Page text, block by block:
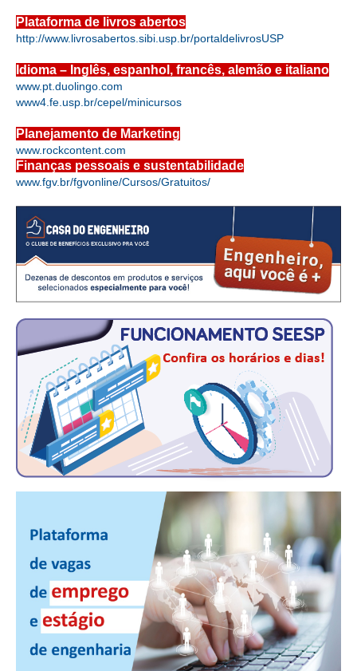
FGTS EXPURGOS
FGTS CORREÇÃO
LEGISLAÇÃO
LEI 4.950-A/1966 – PISO SALARIAL
LEI 5.194/1966 – REGULAMENTAÇÃO DA PROFISSÃO
LEI 6.496/1977 – ART
RES 1.002/2002 – CÓDIGO DE ÉTICA
HOMOLOGAÇÕES
PISO SALARIAL
FIQUE POR DENTRO
OPORTUNIDADES
APRESENTAÇÃO
EMPREGO E ESTÁGIO
CARREIRA
NEWSLETTER
GUIA DAS ENGENHARIAS
CONTATO
CURSOS
ENGENHEIRO EMPREENDEDOR
Plataforma de livros abertos
http://www.livrosabertos.sibi.usp.br/portaldelivrosUSP
Idioma – Inglês, espanhol, francês, alemão e italiano
www.pt.duolingo.com
www4.fe.usp.br/cepel/minicursos
Planejamento de Marketing
www.rockcontent.com
Finanças pessoais e sustentabilidade
www.fgv.br/fgvonline/Cursos/Gratuitos/